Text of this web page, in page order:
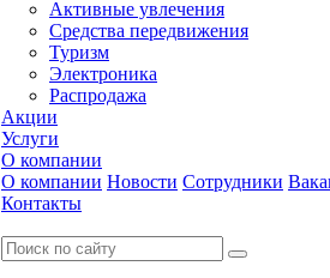
Активные увлечения
Средства передвижения
Туризм
Электроника
Распродажа
Акции
Услуги
О компании
О компании Новости Сотрудники
Контакты